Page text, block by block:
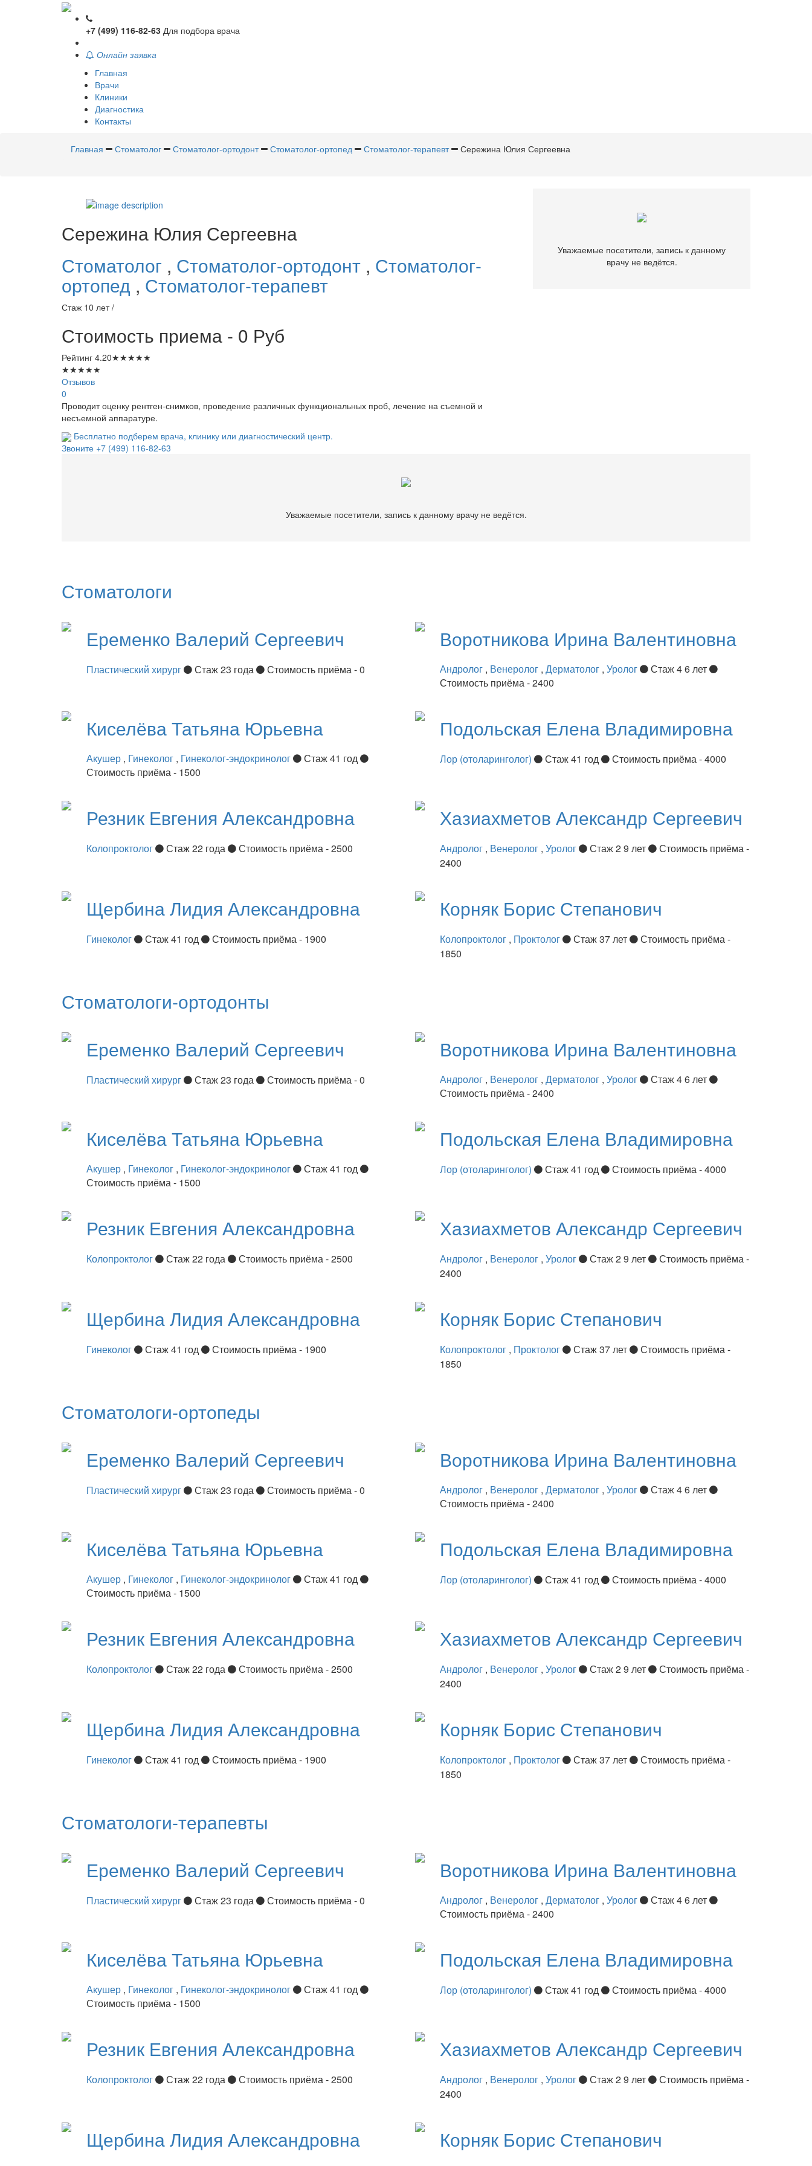
+7 (499) 116-82-63 Для подбора врача
Онлайн заявка
Главная
Врачи
Клиники
Диагностика
Контакты
Главная Стоматолог Стоматолог-ортодонт Стоматолог-ортопед Стоматолог-терапевт Сережина Юлия Сергеевна
Сережина Юлия Сергеевна
Стоматолог , Стоматолог-ортодонт , Стоматолог-
ортопед , Стоматолог-терапевт
Стаж 10 лет /
Стоимость приема - 0 Руб
Рейтинг 4.20★★★★★
★★★★★
Отзывов
0
Проводит оценку рентген-снимков, проведение различных функциональных проб, лечение на съемной и
несъемной аппаратуре.
Бесплатно подберем врача, клинику или диагностический центр.
Звоните +7 (499) 116-82-63
Уважаемые посетители, запись к данному
врачу не ведётся.
Уважаемые посетители, запись к данному врачу не ведётся.
Стоматологи
Еременко Валерий Сергеевич
Пластический хирург Стаж 23 года Стоимость приёма - 0
Воротникова Ирина Валентиновна
Андролог , Венеролог , Дерматолог , Уролог
Стаж 4 6 лет
Стоимость приёма - 2400
КиселёваТатьяна Юрьевна
Акушер , Гинеколог , Гинеколог-эндокринолог
Стаж 41 год
Стоимость приёма - 1500
Подольская Елена Владимировна
Лор (отоларинголог) Стаж 41 год Стоимость приёма - 4000
Резник Евгения Александровна
Колопроктолог Стаж 22 года Стоимость приёма - 2500
Хазиахметов Александр Сергеевич
Андролог , Венеролог , Уролог Стаж 2 9 лет
Стоимость приёма -
2400
ЩербинаЛидия Александровна
Гинеколог Стаж 41 год Стоимость приёма - 1900
Корняк Борис Степанович
Колопроктолог , Проктолог Стаж 37 лет
Стоимость приёма -
1850
Стоматологи-ортодонты
Еременко Валерий Сергеевич
Пластический хирург Стаж 23 года Стоимость приёма - 0
Воротникова Ирина Валентиновна
Андролог , Венеролог , Дерматолог , Уролог
Стаж 4 6 лет
Стоимость приёма - 2400
КиселёваТатьяна Юрьевна
Акушер , Гинеколог , Гинеколог-эндокринолог
Стаж 41 год
Стоимость приёма - 1500
Подольская Елена Владимировна
Лор (отоларинголог) Стаж 41 год Стоимость приёма - 4000
Резник Евгения Александровна
Колопроктолог Стаж 22 года Стоимость приёма - 2500
Хазиахметов Александр Сергеевич
Андролог , Венеролог , Уролог Стаж 2 9 лет
Стоимость приёма -
2400
ЩербинаЛидия Александровна
Гинеколог Стаж 41 год Стоимость приёма - 1900
Корняк Борис Степанович
Колопроктолог , Проктолог Стаж 37 лет
Стоимость приёма -
1850
Стоматологи-ортопеды
Еременко Валерий Сергеевич
Пластический хирург Стаж 23 года Стоимость приёма - 0
Воротникова Ирина Валентиновна
Андролог , Венеролог , Дерматолог , Уролог
Стаж 4 6 лет
Стоимость приёма - 2400
КиселёваТатьяна Юрьевна
Акушер , Гинеколог , Гинеколог-эндокринолог
Стаж 41 год
Стоимость приёма - 1500
Подольская Елена Владимировна
Лор (отоларинголог) Стаж 41 год Стоимость приёма - 4000
Резник Евгения Александровна
Колопроктолог Стаж 22 года Стоимость приёма - 2500
Хазиахметов Александр Сергеевич
Андролог , Венеролог , Уролог Стаж 2 9 лет
Стоимость приёма -
2400
ЩербинаЛидия Александровна
Гинеколог Стаж 41 год Стоимость приёма - 1900
Корняк Борис Степанович
Колопроктолог , Проктолог Стаж 37 лет
Стоимость приёма -
1850
Стоматологи-терапевты
Еременко Валерий Сергеевич
Пластический хирург Стаж 23 года Стоимость приёма - 0
Воротникова Ирина Валентиновна
Андролог , Венеролог , Дерматолог , Уролог
Стаж 4 6 лет
Стоимость приёма - 2400
КиселёваТатьяна Юрьевна
Акушер , Гинеколог , Гинеколог-эндокринолог
Стаж 41 год
Стоимость приёма - 1500
Подольская Елена Владимировна
Лор (отоларинголог) Стаж 41 год Стоимость приёма - 4000
Резник Евгения Александровна
Колопроктолог Стаж 22 года Стоимость приёма - 2500
Хазиахметов Александр Сергеевич
Андролог , Венеролог , Уролог Стаж 2 9 лет
Стоимость приёма -
2400
ЩербинаЛидия Александровна Корняк Борис Степанович